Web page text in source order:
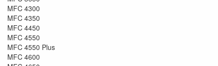
MFC 4300
MFC 4350
MFC 4450
MFC 4550
MFC 4550 Plus
MFC 4600